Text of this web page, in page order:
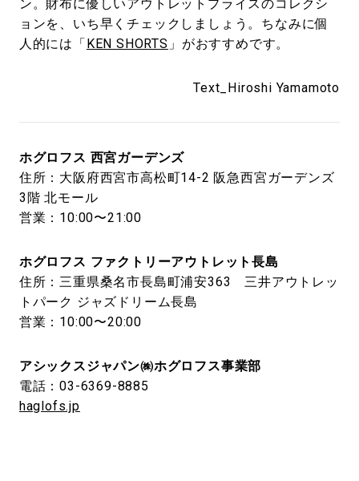
ン。財布に優しいアウトレットプライスのコレクシ
ョンを、いち早くチェックしましょう。ちなみに個
人的には「KEN SHORTS 」がおすすめです。
Text_Hiroshi Yamamoto
ホグロフス 西宮ガーデンズ
住所：大阪府西宮市高松町14-2 阪急西宮ガーデンズ
3階 北モール
営業：10:00〜21:00
ホグロフス ファクトリーアウトレット長島
住所：三重県桑名市長島町浦安363 三井アウトレッ
トパーク ジャズドリーム長島
営業：10:00〜20:00
アシックスジャパン㈱ホグロフス事業部
電話：03-6369-8885
haglofs.jp